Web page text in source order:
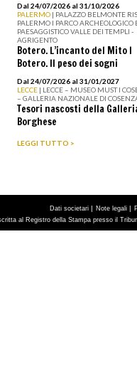
Dal 24/07/2026 al 31/10/2026
PALERMO | PALAZZO BELMONTE
PALERMO I PARCO ARCHEOLOGICO
PAESAGGISTICO VALLE DEI TEMPLI -
AGRIGENTO
Botero. L’incanto del Mito I
Botero. Il peso dei sogni
Dal 24/07/2026 al 31/01/2027
LECCE | LECCE – MUSEO MUST I
– GALLERIA NAZIONALE DI
Tesori nascosti della
Borghese
LEGGI TUTTO >
Dati societari | Note legali |
al Registro della Stampa presso il